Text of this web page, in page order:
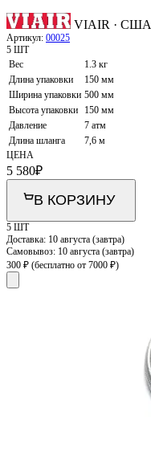
VIAIR · США
Артикул: 00025
5 ШТ
Вес
1.3 кг
Длина упаковки
150 мм
Ширина упаковки 500 мм
Высота упаковки
150 мм
Давление
7 атм
Длина шланга
7,6 м
ЦЕНА
5 580₽
В КОРЗИНУ
5 ШТ
Доставка: 10 августа (завтра)
Самовывоз: 10 августа (завтра)
300 ₽ (бесплатно от 7000 ₽)